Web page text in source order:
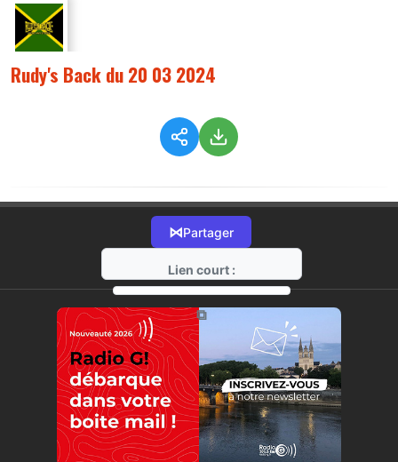
Rudy's Back du 20 03 2024
⋈Partager
Lien court :
https://radio-g.fr?14176
⧉